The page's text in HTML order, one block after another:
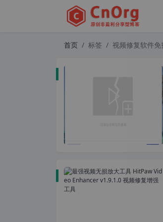
首页 标签 视频修复软件免